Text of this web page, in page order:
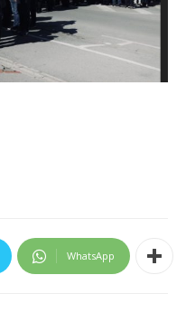
WhatsApp